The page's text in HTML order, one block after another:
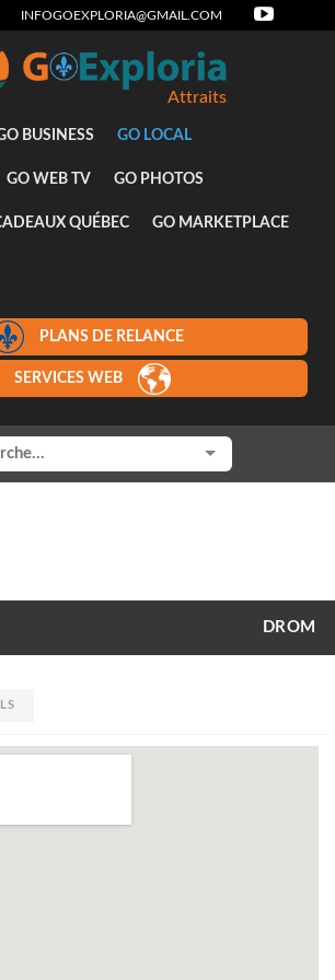
INFOGOEXPLORIA@GMAIL.COM
Attraits
BUSINESS GO LOCAL
GO WEB TV GO PHOTOS
QUÉBEC GO MARKETPLACE
PLANS DE RELANCE
SERVICES WEB
DROM